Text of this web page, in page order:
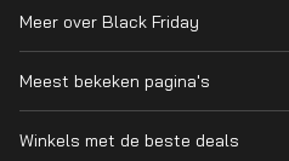
Meer over Black Friday
Wanneer is Black Friday?
Cyber Monday 2026
Meest bekeken pagina's
Winkels met de beste deals